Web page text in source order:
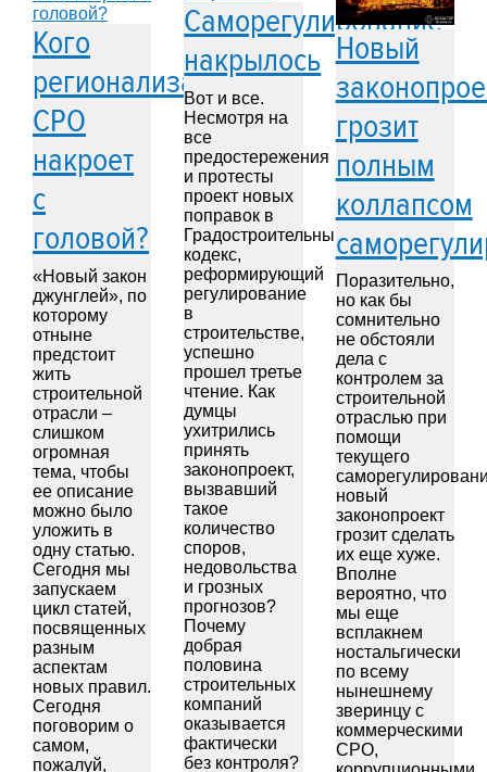
Кого
регионализация
СРО
накроет
с
головой?
«Новый закон
джунглей», по
которому
отныне
предстоит
жить
строительной
отрасли –
слишком
огромная
тема, чтобы
ее описание
можно было
уложить в
одну статью.
Сегодня мы
запускаем
цикл статей,
посвященных
разным
аспектам
новых правил.
Сегодня
поговорим о
самом,
пожалуй,
Саморегулирование
накрылось
Вот и все.
Несмотря на
все
предостережения
и протесты
проект новых
поправок в
Градостроительный
кодекс,
реформирующий
регулирование
в
строительстве,
успешно
прошел третье
чтение. Как
думцы
ухитрились
принять
законопроект,
вызвавший
такое
количество
споров,
недовольства
и грозных
прогнозов?
Почему
добрая
половина
строительных
компаний
оказывается
фактически
без контроля?
Новый
грозит
полным
коллапсом
Поразительно,
но как бы
сомнительно
не обстояли
дела с
контролем за
строительной
отраслью при
помощи
текущего
новый
законопроект
грозит сделать
их еще хуже.
Вполне
вероятно, что
мы еще
всплакнем
ностальгически
по всему
нынешнему
зверинцу с
коммерческими
СРО,